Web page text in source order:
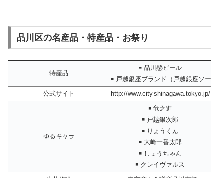
品川区の名産品・特産品・お祭り
特産品
￭ 品川懸ビール
￭ 戸越銀座ブランド（戸越銀座ソー
公式サイト
http://www.city.shinagawa.tokyo.jp/
ゆるキャラ
￭ 竜之進
￭ 戸越銀次郎
￭ りょうくん
￭ 大崎一番太郎
￭ しょうちゃん
￭ クレイヴァルス